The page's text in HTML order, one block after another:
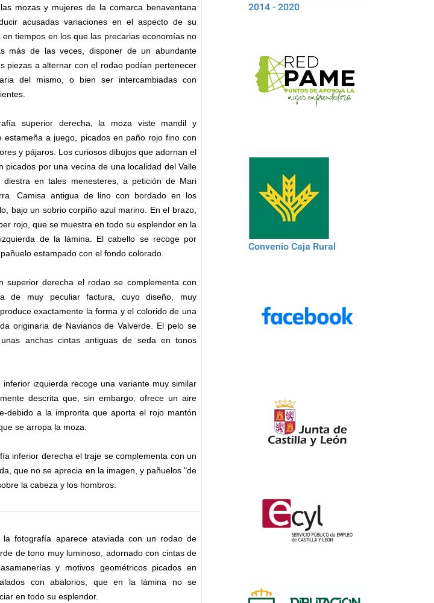
mozas y mujeres de la comarca benaventana
acusadas variaciones en el aspecto de su
en tiempos en los que las precarias economías no
más de las veces, disponer de un abundante
piezas a alternar con el rodao podían pertenecer
del mismo, o bien ser intercambiadas con
superior derecha, la moza viste mandil y
es­tameña a juego, picados en paño rojo fino con
y pájaros. Los curiosos dibujos que adornan el
picados por una vecina de una localidad del Valle
diestra en tales menesteres, a petición de Mari
Camisa antigua de lino con bordado en los
bajo un sobrio corpiño azul marino. En el brazo,
rojo, que se muestra en todo su esplendor en la
de la lámina. El cabello se recoge por
estampado con el fondo colorado.
superior derecha el rodao se complementa con
de muy peculiar factura, cuyo diseño, muy
exactamente la forma y el colorido de una
originaria de Navianos de Valverde. El pelo se
anchas cintas antiguas de seda en tonos
inferior izquierda recoge una variante muy similar
descrita que, sin embargo, ofrece un aire
debido a la impronta que aporta el rojo mantón
se arropa la moza.
inferior derecha el traje se complementa con un
que no se aprecia en la imagen, y pañuelos "de
la cabeza y los hombros.
la fotografía aparece ataviada con un rodao de
de tono muy luminoso, adornado con cintas de
y motivos geométricos picados en
con abalorios, que en la lámina no se
en todo su esplendor.
2014 - 2020
Convenio Caja Rural